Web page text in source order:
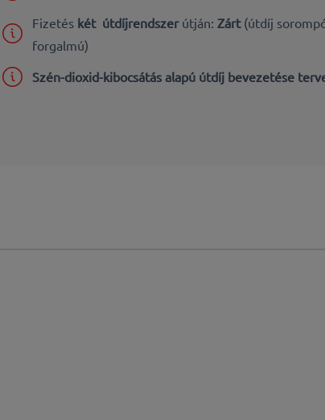
Fizetés két útdíjrendszerútján: Zárt (útdíj
forgalmú)
Szén-dioxid-kibocsátás alapú útdíj bevezetése